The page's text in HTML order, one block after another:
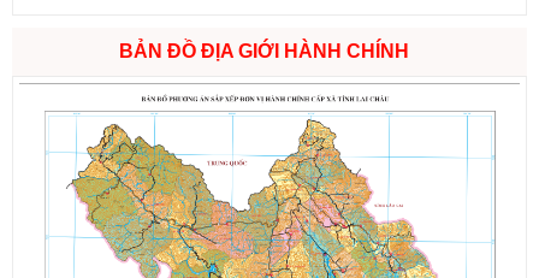
BẢN ĐỒ ĐỊA GIỚI HÀNH CHÍNH